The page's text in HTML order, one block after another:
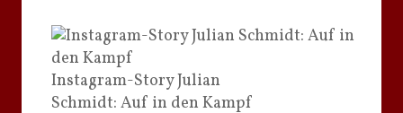
Instagram-Story Julian
Schmidt: Auf in den Kampf